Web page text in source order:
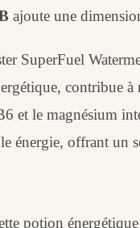
ajoute une
SuperFuel
contribue
et le magnésium
énergie, offrant un
potion énergétique